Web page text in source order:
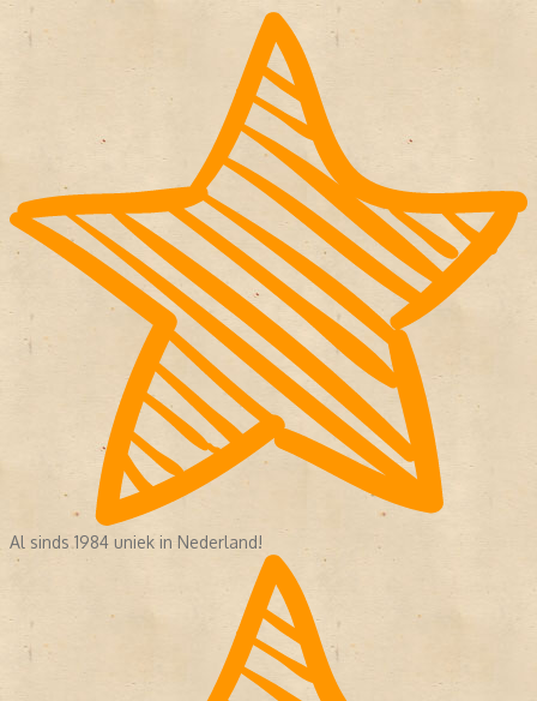
Al sinds 1984 uniek in Nederland!